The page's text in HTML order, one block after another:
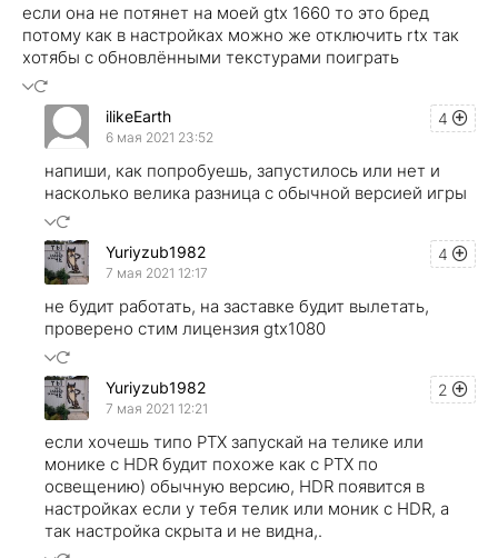
если она не потянет на моей gtx 1660 то это бред
потому как в настройках можно же отключить rtx так
хотябы с обновлёнными текстурами поиграть
4
ilikeEarth
6 мая 2021 23:52
напиши, как попробуешь, запустилось или нет и
насколько велика разница с обычной версией игры
4
Yuriyzub1982
7 мая 2021 12:17
не будит работать, на заставке будит вылетать,
проверено стим лицензия gtx1080
2
Yuriyzub1982
7 мая 2021 12:21
если хочешь типо РТХ запускай на телике или
монике с HDR будит похоже как с РТХ по
освещению) обычную версию, HDR появится в
настройках если у тебя телик или моник с HDR, а
так настройка скрыта и не видна,.